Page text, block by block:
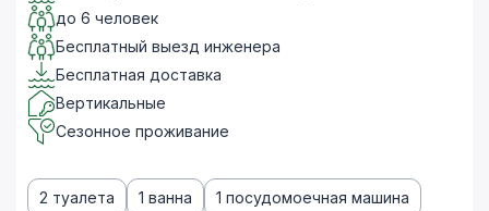
до 6 человек
Бесплатный выезд инженера
Бесплатная доставка
Вертикальные
Сезонное проживание
2 туалета 1 ванна 1 посудомоечная машина